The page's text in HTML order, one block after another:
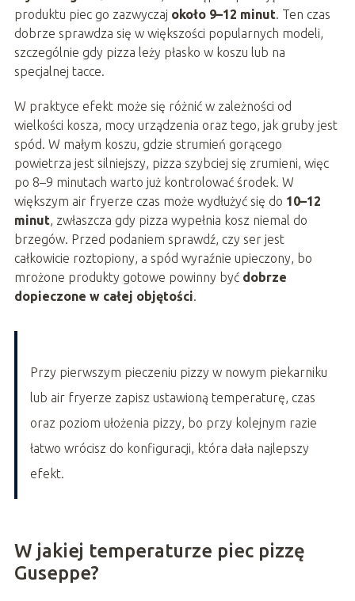
produktu piec go zazwyczaj około 9–12 minut . Ten czas
dobrze sprawdza się w większości popularnych modeli,
szczególnie gdy pizza leży płasko w koszu lub na
specjalnej tacce.
W praktyce efekt może się różnić w zależności od
wielkości kosza, mocy urządzenia oraz tego, jak gruby jest
spód. W małym koszu, gdzie strumień gorącego
powietrza jest silniejszy, pizza szybciej się zrumieni, więc
po 8–9 minutach warto już kontrolować środek. W
większym air fryerze czas może wydłużyć się do 10–12
minut , zwłaszcza gdy pizza wypełnia kosz niemal do
brzegów. Przed podaniem sprawdź, czy ser jest
całkowicie roztopiony, a spód wyraźnie upieczony, bo
mrożone produkty gotowe powinny być dobrze
dopieczone w całej objętości
Przy pierwszym pieczeniu pizzy w nowym piekarniku
lub air fryerze zapisz ustawioną temperaturę, czas
oraz poziom ułożenia pizzy, bo przy kolejnym razie
łatwo wrócisz do konfiguracji, która dała najlepszy
efekt.
W jakiej temperaturze piec pizzę
Guseppe?